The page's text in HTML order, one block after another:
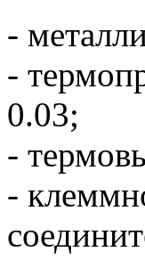
-
-
0.03;
-
-